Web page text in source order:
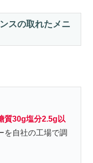
スの取れたメニ
質30g塩分2.5g以
を自社の工場で調